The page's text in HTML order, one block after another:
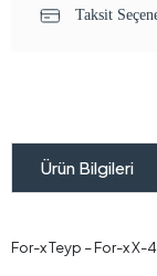
Taksit
Ürün Bilgileri
For-x Teyp – For-x